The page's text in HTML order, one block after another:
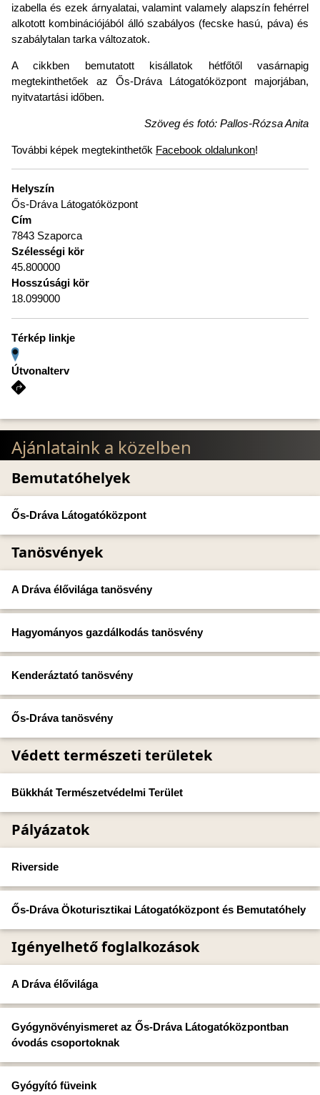
izabella és ezek árnyalatai, valamint valamely alapszín fehérrel
alkotott kombinációjából álló szabályos (fecske hasú, páva) és
szabálytalan tarka változatok.
A cikkben bemutatott kisállatok hétfőtől vasárnapig
megtekinthetőek az Ős-Dráva Látogatóközpont majorjában,
nyitvatartási időben.
Szöveg és fotó: Pallos-Rózsa Anita
További képek megtekinthetők Facebook oldalunkon!
Helyszín
Ős-Dráva Látogatóközpont
Cím
7843 Szaporca
Szélességi kör
45.800000
Hosszúsági kör
18.099000
Térkép linkje
Útvonalterv
Ajánlataink a közelben
Bemutatóhelyek
Ős-Dráva Látogatóközpont
Tanösvények
A Dráva élővilága tanösvény
Hagyományos gazdálkodás tanösvény
Kenderáztató tanösvény
Ős-Dráva tanösvény
Védett természeti területek
Bükkhát Természetvédelmi Terület
Pályázatok
Riverside
Ős-Dráva Ökoturisztikai Látogatóközpont és Bemutatóhely
Igényelhető foglalkozások
A Dráva élővilága
Gyógynövényismeret az Ős-Dráva Látogatóközpontban
óvodás csoportoknak
Gyógyító füveink